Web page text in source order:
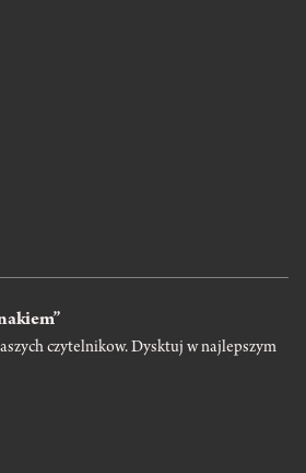
czytelnikow. Dysktuj w najlepszym